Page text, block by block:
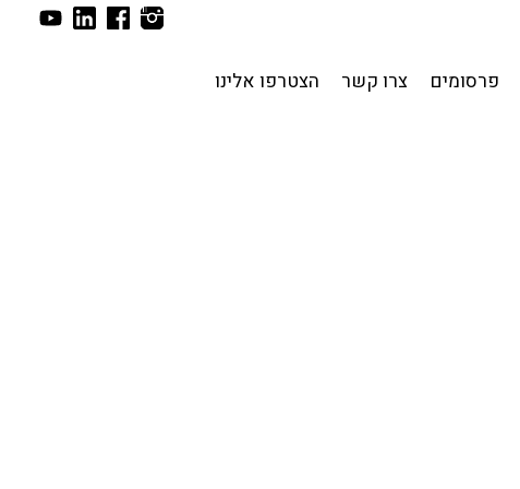
פרסומים צרו קשר הצטרפו אלינו